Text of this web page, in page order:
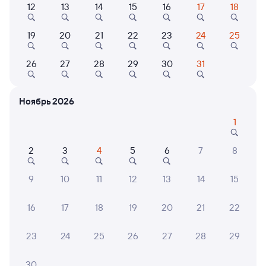
Выберите дату
Даже если сейчас нет мест
Искать билеты
Все
Путешественникам нравятся эти варианты
Квартира Квартира
12 13 14 15 16 17 18
19 20 21 22 23 24 25
26 27 28 29 30 31
Ноябрь 2026
1
2 3 4 5 6 7 8
9 10 11 12 13 14 15
16 17 18 19 20 21 22
23 24 25 26 27 28 29